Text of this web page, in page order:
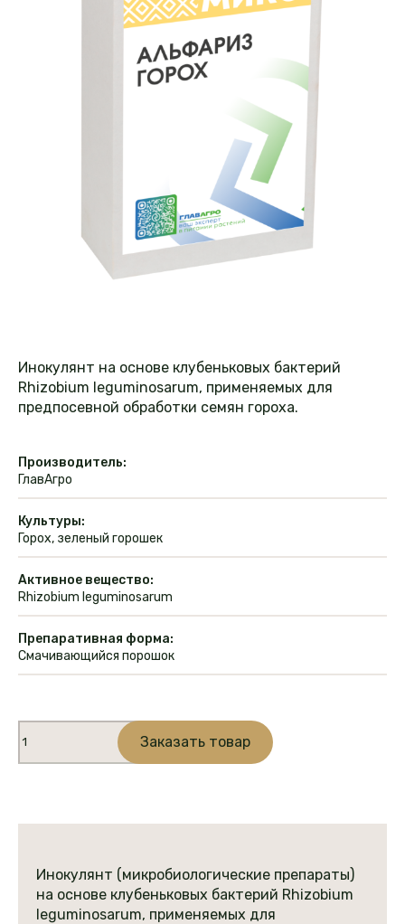
Инокулянт на основе клубеньковых бактерий
Rhizobium leguminosarum, применяемых для
предпосевной обработки семян гороха.
Производитель:
ГлавАгро
Культуры:
Горох, зеленый горошек
Активное вещество:
Rhizobium leguminosarum
Препаративная форма:
Смачивающийся порошок
товара
Альфариз
Заказать товар
Инокулянт (микробиологические препараты)
на основе клубеньковых бактерий Rhizobium
leguminosarum, применяемых для